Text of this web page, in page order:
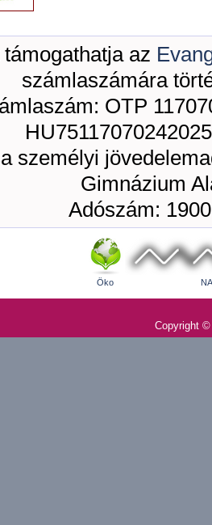
az
számlaszámára
OTP
személyi
Gimnázium
Adószám:
Öko
Copyright